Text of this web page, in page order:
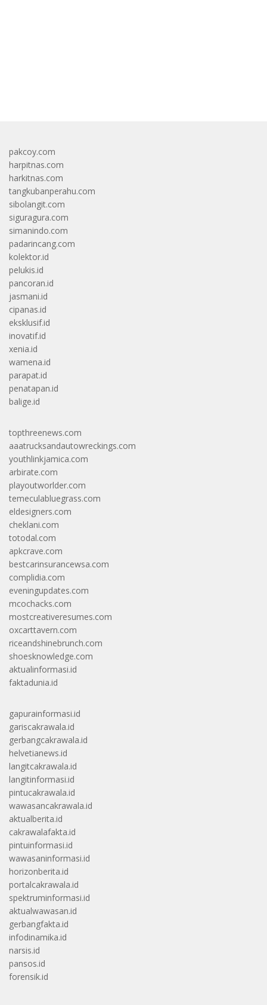
pakcoy.com
harpitnas.com
harkitnas.com
tangkubanperahu.com
sibolangit.com
siguragura.com
simanindo.com
padarincang.com
kolektor.id
pelukis.id
pancoran.id
jasmani.id
cipanas.id
eksklusif.id
inovatif.id
xenia.id
wamena.id
parapat.id
penatapan.id
balige.id
topthreenews.com
aaatrucksandautowreckings.com
youthlinkjamica.com
arbirate.com
playoutworlder.com
temeculabluegrass.com
eldesigners.com
cheklani.com
totodal.com
apkcrave.com
bestcarinsurancewsa.com
complidia.com
eveningupdates.com
mcochacks.com
mostcreativeresumes.com
oxcarttavern.com
riceandshinebrunch.com
shoesknowledge.com
aktualinformasi.id
faktadunia.id
gapurainformasi.id
gariscakrawala.id
gerbangcakrawala.id
helvetianews.id
langitcakrawala.id
langitinformasi.id
pintucakrawala.id
wawasancakrawala.id
aktualberita.id
cakrawalafakta.id
pintuinformasi.id
wawasaninformasi.id
horizonberita.id
portalcakrawala.id
spektruminformasi.id
aktualwawasan.id
gerbangfakta.id
infodinamika.id
narsis.id
pansos.id
forensik.id